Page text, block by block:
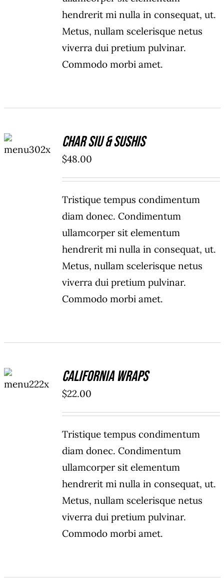
hendrerit mi nulla in consequat, ut.
Metus, nullam scelerisque netus
viverra dui pretium pulvinar.
Commodo morbi amet.
CART
/
Char Siu & Sushis
$48.00
Tristique tempus condimentum
diam donec. Condimentum
ullamcorper sit elementum
hendrerit mi nulla in consequat, ut.
Metus, nullam scelerisque netus
viverra dui pretium pulvinar.
Commodo morbi amet.
CART
/
California Wraps
$22.00
Tristique tempus condimentum
diam donec. Condimentum
ullamcorper sit elementum
hendrerit mi nulla in consequat, ut.
Metus, nullam scelerisque netus
viverra dui pretium pulvinar.
Commodo morbi amet.